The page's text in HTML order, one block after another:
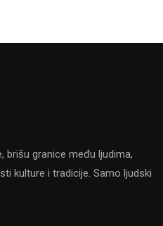
brišu granice među ljudima,
kulture i tradicije. Samo ljudski